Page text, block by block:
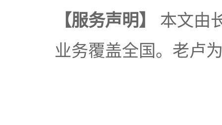
【服务声明】
本文由
业务覆盖全国。老卢